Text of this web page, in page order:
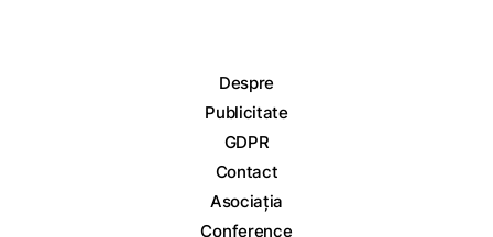
Despre
Publicitate
GDPR
Contact
Asociația
Conference